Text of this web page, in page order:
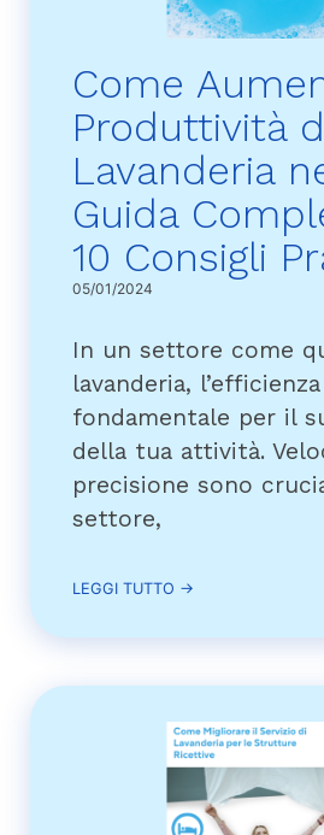
Come
Produttività
Lavanderia
Guida
10 Consigli
05/01/2024
In un settore come
lavanderia,
fondamentale per il
della tua attività.
precisione sono
settore,
LEGGI TUTTO →